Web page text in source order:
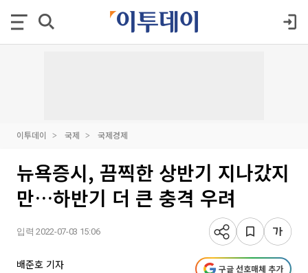
이투데이 국제 국제경제
뉴욕증시, 끔찍한 상반기 지나갔지
만…하반기 더 큰 충격 우려
입력 2022-07-03 15:06
배준호 기자 구글 선호매체 추가